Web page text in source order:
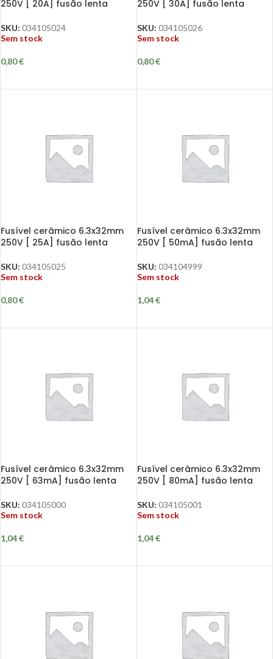
250V [ 20A] fusão lenta
SKU: 034105024
Sem stock
0,80€
250V [ 30A] fusão lenta
SKU: 034105026
Sem stock
0,80€
Fusível cerâmico 6.3x32mm
250V [ 25A] fusão lenta
SKU: 034105025
Sem stock
0,80€
Fusível cerâmico 6.3x32mm
250V [ 50mA] fusão lenta
SKU: 034104999
Sem stock
1,04€
Fusível cerâmico 6.3x32mm
250V [ 63mA] fusão lenta
SKU: 034105000
Sem stock
1,04€
Fusível cerâmico 6.3x32mm
250V [ 80mA] fusão lenta
SKU: 034105001
Sem stock
1,04€